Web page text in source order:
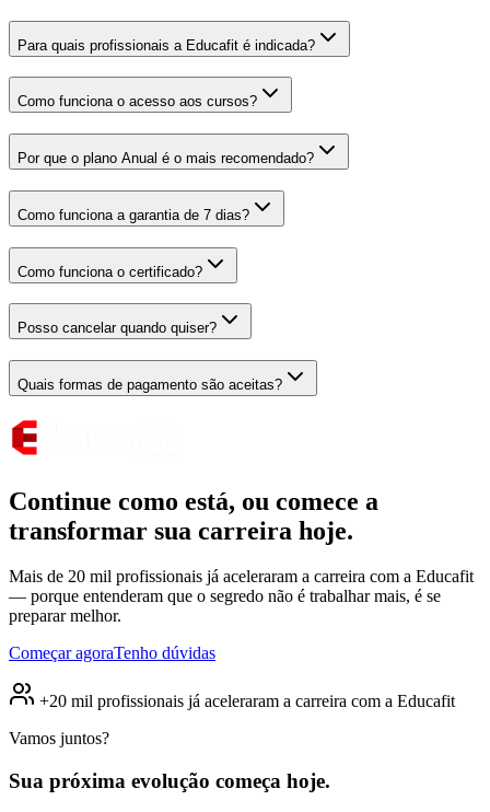
Para quais profissionais a Educafit é indicada?
Como funciona o acesso aos cursos?
Por que o plano Anual é o mais recomendado?
Como funciona a garantia de 7 dias?
Como funciona o certificado?
Posso cancelar quando quiser?
Quais formas de pagamento são aceitas?
Continue como está, ou comece a
transformar sua carreira hoje.
Mais de 20 mil profissionais já aceleraram a carreira com a Educafit
— porque entenderam que o segredo não é trabalhar mais, é se
preparar melhor.
Começar agoraTenho dúvidas
+20 mil profissionais já aceleraram a carreira com a Educafit
Vamos juntos?
Sua próxima evolução começa hoje.